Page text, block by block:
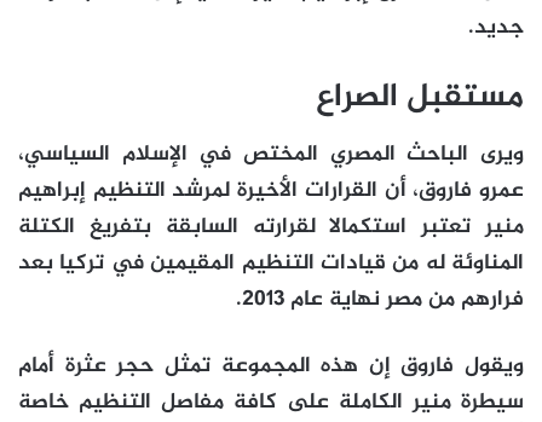
جديد.
مستقبل الصراع
ويرى الباحث المصري المختص في الإسلام السياسي،
عمرو فاروق، أن القرارات الأخيرة لمرشد التنظيم إبراهيم
منير تعتبر استكمالا لقرارته السابقة بتفريغ الكتلة
المناوئة له من قيادات التنظيم المقيمين في تركيا بعد
فرارهم من مصر نهاية عام 2013.
ويقول فاروق إن هذه المجموعة تمثل حجر عثرة أمام
سيطرة منير الكاملة على كافة مفاصل التنظيم خاصة